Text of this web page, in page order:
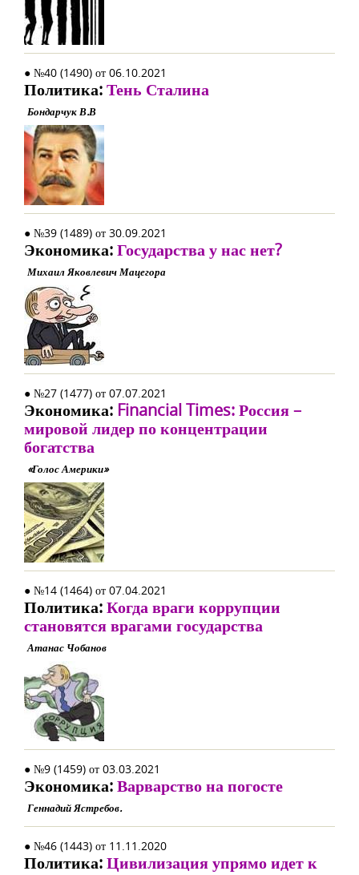
● №40 (1490) от 06.10.2021
Политика:Тень Сталина
Бондарчук В.В
● №39 (1489) от 30.09.2021
Экономика:Государства у нас нет?
Михаил Яковлевич Мацегора
● №27 (1477) от 07.07.2021
Экономика: Financial Times: Россия –
мировой лидер по концентрации
богатства
«Голос Америки»
● №14 (1464) от 07.04.2021
Политика:Когда враги коррупции
становятся врагами государства
Атанас Чобанов
● №9 (1459) от 03.03.2021
Экономика:Варварство на погосте
Геннадий Ястребов.
● №46 (1443) от 11.11.2020
Политика:Цивилизация упрямо идет к